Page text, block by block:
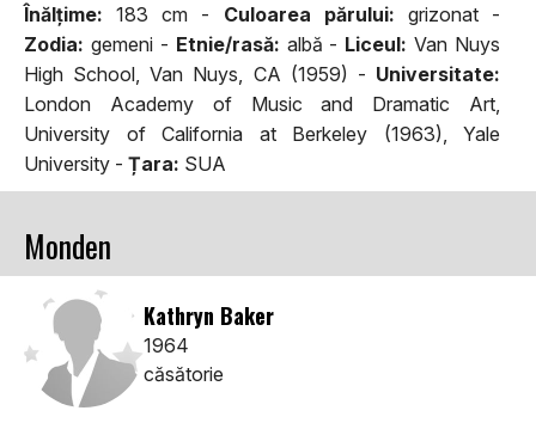
Înălţime: 183 cm - Culoarea părului: grizonat -
Zodia: gemeni - Etnie/rasă: albă - Liceul: Van Nuys
High School, Van Nuys, CA (1959) - Universitate:
London Academy of Music and Dramatic Art,
University of California at Berkeley (1963), Yale
University - Țara: SUA
Monden
Kathryn Baker
1964
căsătorie